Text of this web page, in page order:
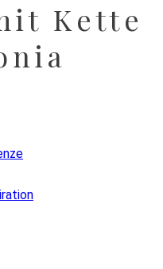
Kette